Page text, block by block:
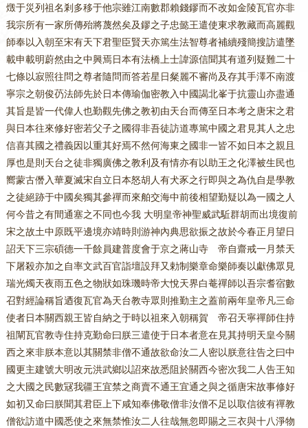
燬于災列祖名剎多移于他宗雖江南數郡賴錢鏐而不改如金陵瓦官亦非
我宗所有一家所傳殆將蔑然矣及鏐之子忠懿王遣使東求教藏而高麗觀
師奉以入朝至宋有天下君聖臣賢天亦篤生法智尊者補續殘簡搜訪遣墜
載申載明蔚然由之中興焉日本有法橋上士諱源信聞其有道列疑難二十
七條以寂照往問之尊者隨問而答若星日粲麗不審尚及存其手澤不南渡
寧宗之朝俊芿法師先於日本傳瑜伽密教入中國謁北峯于抗靈山亦盡通
其旨是皆一代偉人也勤觀先佛之教初由天台而傳至日本考之唐宋之君
與日本往來修好密若父子之國得非吾徒訪道專篤中國之君見其人之忠
信喜其國之禮義因以重其好焉不然何海東之國非一皆不如日本之親且
厚也是則天台之徒非獨廣佛之教利及有情亦有以助王之化澤被生民也
嚮蒙古僭入華夏滅宋自立日本怒胡人有犬豕之行即與之為仇自是學教
之徒絕跡于中國矣獨其參禪而來舶交海中前後相望勤疑以為一國之人
何今昔之有間通塞之不同也今我 大明皇帝神聖威武駈群胡而出境復前
宋之故土中原既平邊境亦靖時則游神內典思欲振之故於今春正月望日
詔天下三宗碩德一千餘員建普度會于京之蔣山寺 帝自齋戒一月禁天
下屠殺亦加之自率文武百官詣壇設拜又勅制樂章命樂師奏以獻佛眾見
瑞光燭天夜雨五色之物狀如珠璣時帝大悅天界白菴禪師以吾宗耆宿數
召對經論稱旨迺復瓦官為天台教寺眾則推勤主之蓋前兩年皇帝凡三命
使者日本關西親王皆自納之于時以祖來入朝稱賀 帝召天寧禪師住持
祖闡瓦官教寺住持克勤命曰朕三遣使于日本者意在見其持明天皇今關
西之來非朕本意以其關禁非僧不通故欲命汝二人密以朕意往告之曰中
國更主建號大明改元洪武鄉以詔來故悉阻於關西今密次我二人告王知
之大國之民數冦我疆王宜禁之商賣不通王宜通之與之循唐宋故事修好
如初又命曰朕聞其君臣上下咸知奉佛敬僧非汝僧不足以取信彼有禪教
僧欲訪道中國悉使之來無禁惟汝二人往哉無忽即賜之三衣與十八淨物